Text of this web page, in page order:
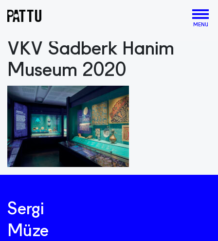
MENU
VKV Sadberk Hanim
Museum 2020
Sergi
Müze